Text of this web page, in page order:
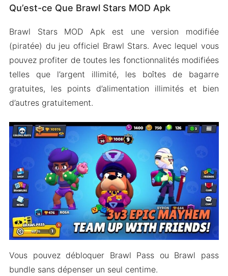
Caractéristiques de Brawl Stars MOD Apk
Gemmes illimitées
Brawlers débloqués
Skins premium
Interface facile à jouer
Quelques fonctionnalités supplémentaires
Comment Télécharger et Installer Brawl Stars
MOD Apk sur Android
Les Gens Demandent Aussi (FAQs)
Envelopper
Qu’est-ce Que Brawl Stars MOD Apk
Brawl Stars MOD Apk est une version modifiée
(piratée) du jeu officiel Brawl Stars. Avec lequel vous
pouvez profiter de toutes les fonctionnalités modifiées
telles que l’argent illimité, les boîtes de bagarre
gratuites, les points d’alimentation illimités et bien
d’autres gratuitement.
Vous pouvez débloquer Brawl Pass ou Brawl pass
bundle sans dépenser un seul centime.